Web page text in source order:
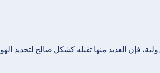
فإن العديد منها تقبله كشكل صالح لتحديد